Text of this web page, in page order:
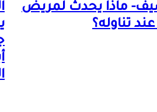
ماذا يحدث لمريض
تناوله؟